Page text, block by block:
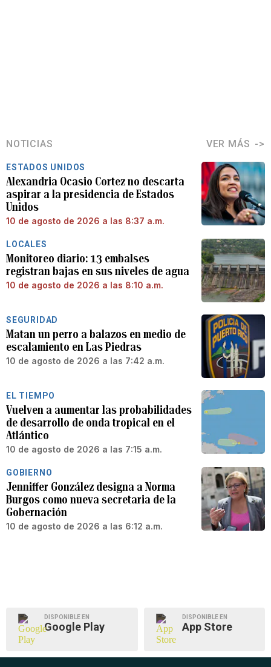
NOTICIAS VER MÁS
ESTADOS UNIDOS
Alexandria Ocasio Cortez no descarta
aspirar a la presidencia de Estados
Unidos
10 de agosto de 2026 a las 8:37 a.m.
LOCALES
Monitoreo diario: 13 embalses
registran bajas en sus niveles de agua
10 de agosto de 2026 a las 8:10 a.m.
SEGURIDAD
Matan un perro a balazos en medio de
escalamiento en Las Piedras
10 de agosto de 2026 a las 7:42 a.m.
EL TIEMPO
Vuelven a aumentar las probabilidades
de desarrollo de onda tropical en el
Atlántico
10 de agosto de 2026 a las 7:15 a.m.
GOBIERNO
Jenniffer González designa a Norma
Burgos como nueva secretaria de la
Gobernación
10 de agosto de 2026 a las 6:12 a.m.
DISPONIBLE EN
Google Play
DISPONIBLE EN
App Store